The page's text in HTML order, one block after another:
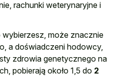
rachunki weterynaryjne i
może znacznie
a doświadczeni hodowcy,
zdrowia genetycznego na
pobierają około 1,5 do 2